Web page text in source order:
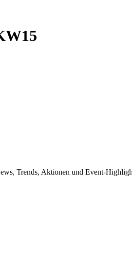
Trends, Aktionen und Event-